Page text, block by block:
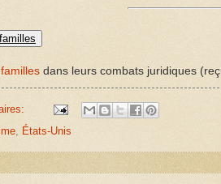
dans leurs combats juridiques
États-Unis